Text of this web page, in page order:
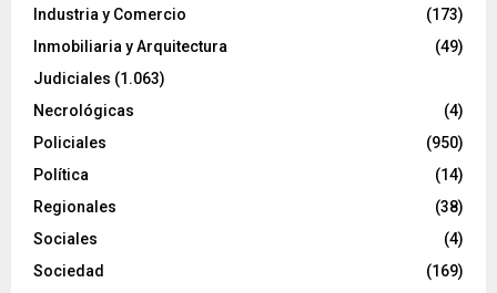
Industria y Comercio
(173)
Inmobiliaria y Arquitectura
(49)
Judiciales (1.063)
Necrológicas
(4)
Policiales
(950)
Política
(14)
Regionales
(38)
Sociales
(4)
Sociedad
(169)